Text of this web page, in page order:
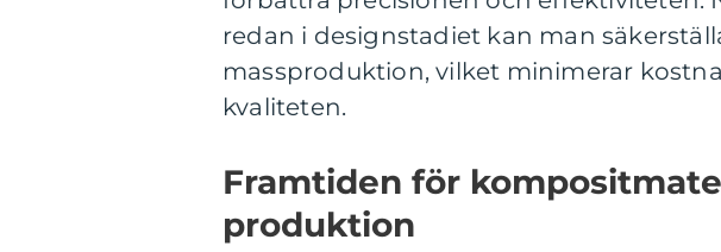
redan i designstadiet kan man
massproduktion, vilket minimerar
kvaliteten.
Framtiden för
produktion